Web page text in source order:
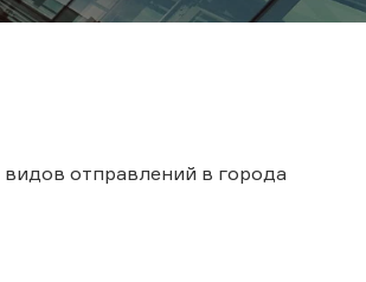
отправлений в города